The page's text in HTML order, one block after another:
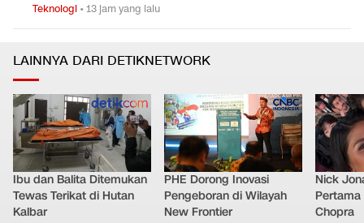
Teknologi •13 jam yang lalu
LAINNYA DARI DETIKNETWORK
Ibu dan Balita Ditemukan
Tewas Terikat di Hutan
Kalbar
PHE Dorong Inovasi
Pengeboran di Wilayah
New Frontier
Nick
Chopra